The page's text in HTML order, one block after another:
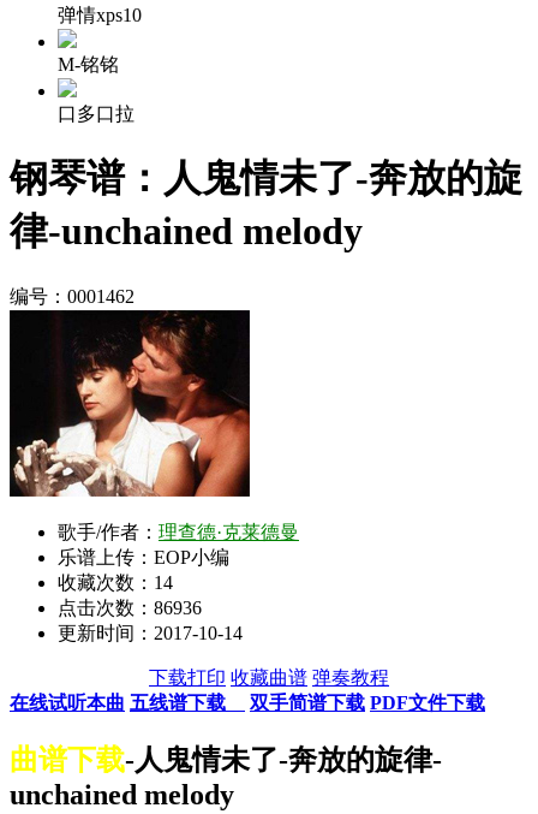
弹情xps10
M-铭铭
口多口拉
钢琴谱：人鬼情未了-奔放的旋
律-unchained melody
编号：0001462
歌手/作者： 理查德·克莱德曼
乐谱上传：EOP小编
收藏次数： 14
点击次数：86936
更新时间：2017-10-14
下载打印 收藏曲谱 弹奏教程
在线试听本曲 五线谱下载 双手简谱下载 PDF文件下载
曲谱下载-人鬼情未了-奔放的旋律-
unchained melody